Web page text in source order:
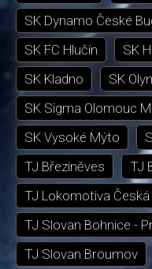
SK Dynamo České
SK FC Hlučín
SK
SK Kladno
SK
SK Sigma Olomouc
SK Vysoké Mýto
TJ Březiněves
TJ
TJ Lokomotiva Česká
TJ Slovan Bohnice -
TJ Slovan Broumov